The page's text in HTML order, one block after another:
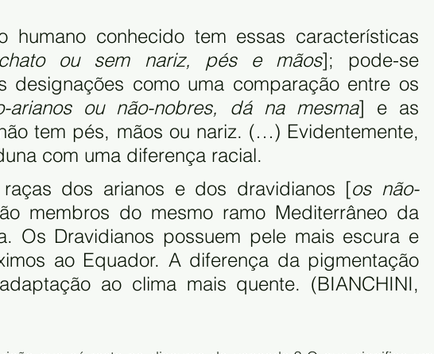
humano conhecido tem essas características
ou sem nariz, pés e mãos]; pode-se
designações como uma comparação entre os
arianos ou não-nobres, dá na mesma
tem pés, mãos ou nariz. (…) Evidentemente,
com uma diferença racial.
dos arianos e dos dravidianos [os não-
membros do mesmo ramo Mediterrâneo da
Os Dravidianos possuem pele mais escura e
ao Equador. A diferença da pigmentação
ao clima mais quente. (BIANCHINI,